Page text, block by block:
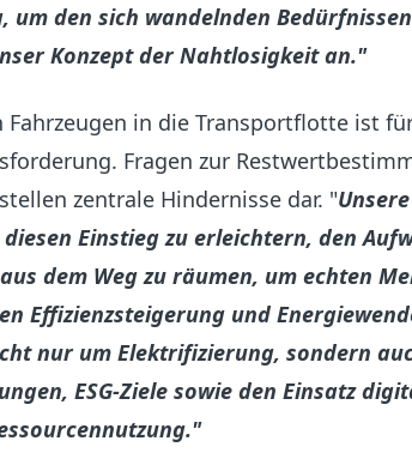
den sich wandelnden Bedürfnissen
Konzept der Nahtlosigkeit an."
in die Transportflotte ist
Fragen zur
zentrale Hindernisse dar. "Unsere
Einstieg zu erleichtern, den
dem Weg zu räumen, um echten
Effizienzsteigerung und
nur um Elektrifizierung, sondern
ESG-Ziele sowie den Einsatz